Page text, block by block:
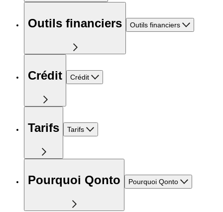
Outils financiers Outils financiers
Crédit Crédit
Tarifs Tarifs
Pourquoi Qonto Pourquoi Qonto